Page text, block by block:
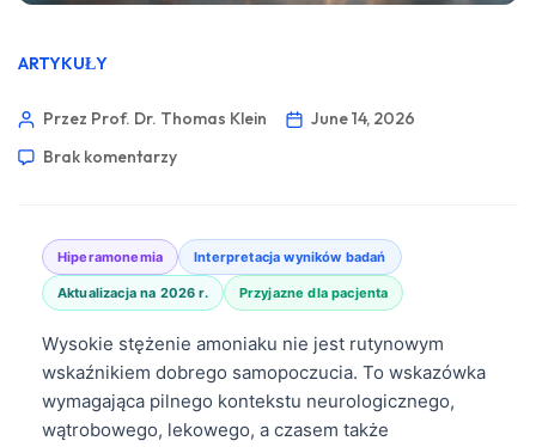
ARTYKUŁY
Przez Prof. Dr. Thomas Klein
June 14, 2026
Brak komentarzy
Hiperamonemia Interpretacja wyników badań
Aktualizacja na 2026 r. Przyjazne dla pacjenta
Wysokie stężenie amoniaku nie jest rutynowym
wskaźnikiem dobrego samopoczucia. To wskazówka
wymagająca pilnego kontekstu neurologicznego,
wątrobowego, lekowego, a czasem także